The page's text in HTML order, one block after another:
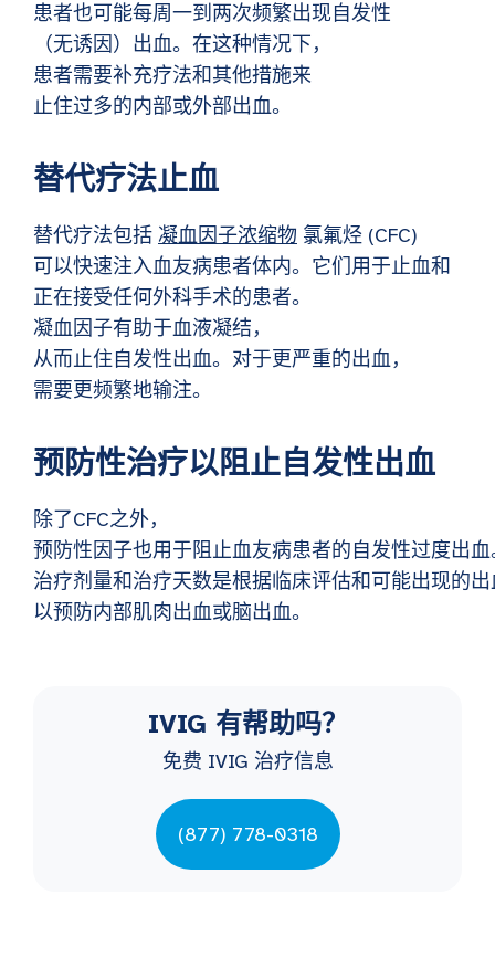
患者也可能每周一到两次频繁出现自发性
（无诱因）出血。在这种情况下，
患者需要补充疗法和其他措施来
止住过多的内部或外部出血。
替代疗法止血
替代疗法包括 凝血因子浓缩物 氯氟烃 (CFC)
可以快速注入血友病患者体内。它们用于止血和
正在接受任何外科手术的患者。
凝血因子有助于血液凝结，
从而止住自发性出血。对于更严重的出血，
需要更频繁地输注。
预防性治疗以阻止自发性出血
除了CFC之外，
预防性因子也用于阻止血友病患者的自发性过度出血
治疗剂量和治疗天数是根据临床评估和可能出现的
以预防内部肌肉出血或脑出血。
IVIG 有帮助吗？
免费 IVIG 治疗信息
(877) 778-0318